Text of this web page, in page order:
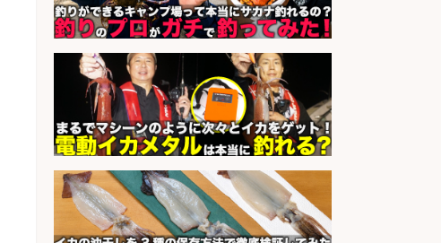
大手釣り具メーカー 電動リールの機
械設計/NX/44万～
会社名
パーソル エクセル HRパートナ
ーズ株式会社
sponsored by 求人ボックス
魚の「バイヤー」貴方の目利きでヒ
ットを生む、裁量バイヤー募集
会社名 株式会社コムライン